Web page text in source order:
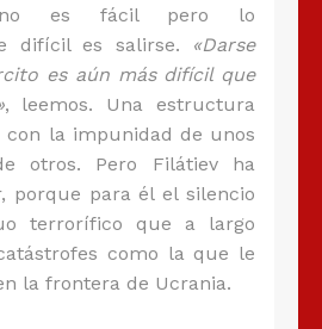
es fácil pero lo
difícil es salirse.
«Darse
es aún más difícil que
, leemos. Una estructura
con la impunidad de unos
otros. Pero Filátiev ha
porque para él el silencio
terrorífico que a largo
como la que le
la frontera de Ucrania.